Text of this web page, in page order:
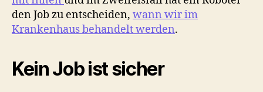
den Job zu entscheiden, wann wir im
Krankenhaus behandelt werden.
Kein Job ist sicher